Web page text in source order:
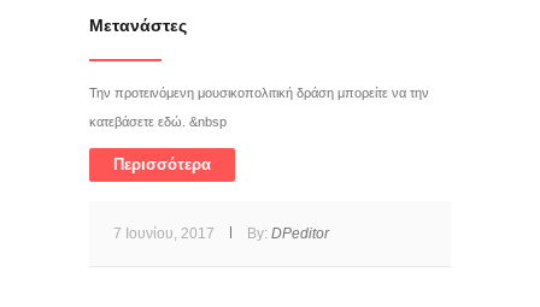
Μετανάστες
Την προτεινόμενη μουσικοπολιτική δράση μπορείτε να την
κατεβάσετε εδώ. &nbsp
Περισσότερα
7 Ιουνίου, 2017 By: DPeditor